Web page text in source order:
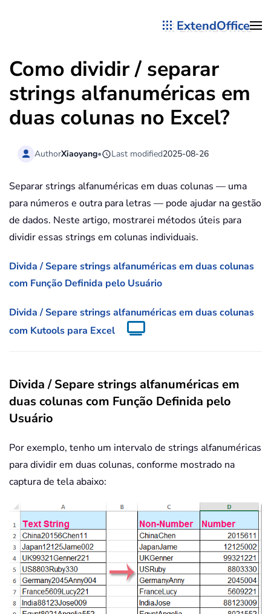
ExtendOffice
Como dividir / separar
strings alfanuméricas em
duas colunas no Excel?
AuthorXiaoyang• Last modified2025-08-26
Separar strings alfanuméricas em duas colunas — uma
para números e outra para letras — pode ajudar na gestão
de dados. Neste artigo, mostrarei métodos úteis para
dividir essas strings em colunas individuais.
Divida / Separe strings alfanuméricas em duas colunas
com Função Definida pelo Usuário
Divida / Separe strings alfanuméricas em duas colunas
com Kutools para Excel
Divida / Separe strings alfanuméricas em
duas colunas com Função Definida pelo
Usuário
Por exemplo, tenho um intervalo de strings alfanuméricas
para dividir em duas colunas, conforme mostrado na
captura de tela abaixo: